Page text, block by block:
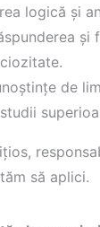
logică şi
și
de
să aplici.